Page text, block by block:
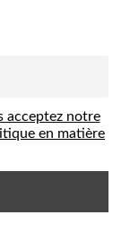
acceptez notre
en matière